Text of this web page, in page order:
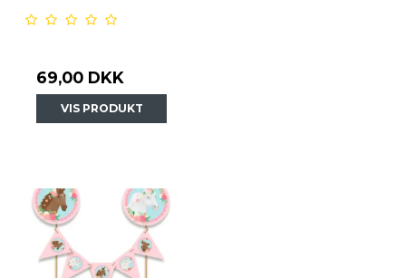
69,00 DKK
VIS PRODUKT